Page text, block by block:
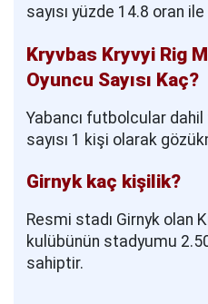
sayısı yüzde 14.8 oran
Kryvbas Kryvyi Rig
Oyuncu Sayısı Kaç?
Yabancı futbolcular
sayısı 1 kişi olarak
Girnyk kaç kişilik?
Resmi stadı Girnyk olan
kulübünün stadyumu
sahiptir.